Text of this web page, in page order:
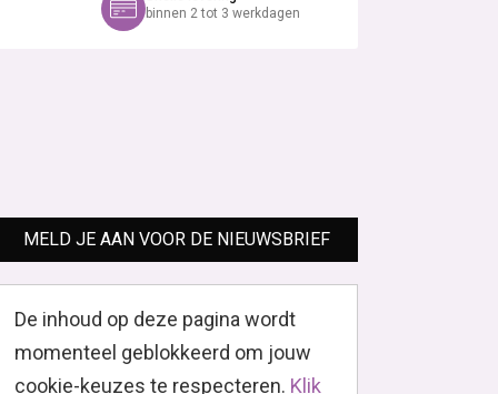
binnen 2 tot 3 werkdagen
MELD JE AAN VOOR DE NIEUWSBRIEF
De inhoud op deze pagina wordt
momenteel geblokkeerd om jouw
cookie-keuzes te respecteren. Klik